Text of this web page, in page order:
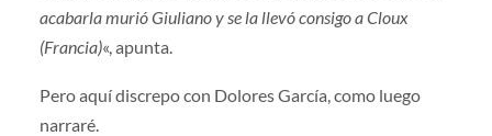
acabarla murió Giuliano y se la llevó consigo a Cloux
(Francia)«, apunta.
Pero aquí discrepo con Dolores García, como luego
narraré.